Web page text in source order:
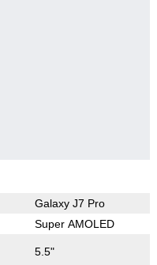
Galaxy J7 Pro
Super AMOLED
5.5"